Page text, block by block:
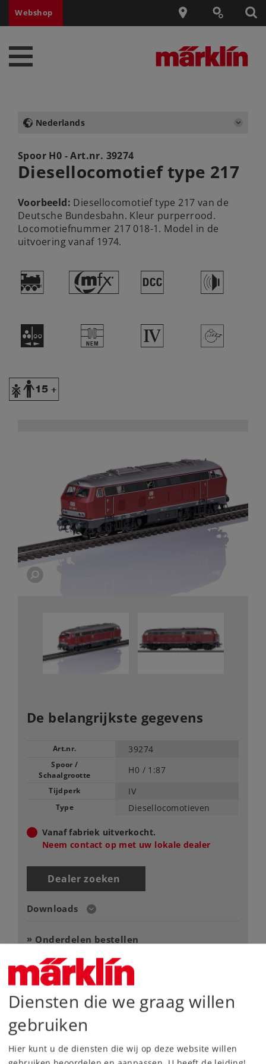
Webshop
Nederlands
Spoor H0 - Art.nr. 39274
Diesellocomotief type 217
Voorbeeld: Diesellocomotief type 217 van de
Deutsche Bundesbahn. Kleur purperrood.
Locomotiefnummer 217 018-1. Model in de
uitvoering vanaf 1974.
) # § h
N U 4 >
Y
De belangrijkste gegevens
Art.nr. 39274
Spoor /
Schaalgrootte
H0 / 1:87
Tijdperk IV
Type Diesellocomotieven
Vanaf fabriek uitverkocht.
Neem contact op met uw lokale dealer
Dealer zoeken
Downloads
Onderdelen bestellen
Highlights
Diensten die we graag willen
gebruiken
Hier kunt u de diensten die wij op deze website willen